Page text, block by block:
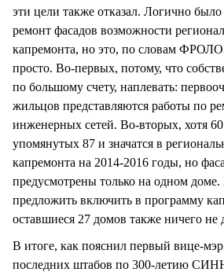
эти цели также отказал. Логично
ремонт фасадов возможности
капремонта, но это, по словам
просто. Во-первых, потому, что
по большому счету, наплевать:
жильцов представляются работы по
инженерных сетей. Во-вторых, хотя
упомянутых 87 и значатся в
капремонта на 2014-2016 годы, но
предусмотрены только на одном
предложить включить в программу
оставшиеся 27 домов также ничего не
В итоге, как пояснил первый вице-
последних штабов по 300-летию